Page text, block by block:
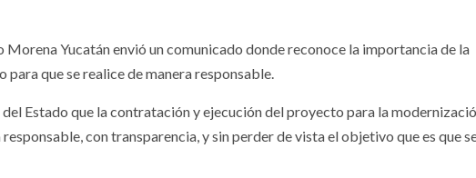
Yucatán envió un comunicado donde reconoce la importancia de la
que se realice de manera responsable.
Estado que la contratación y ejecución del proyecto para la
con transparencia, y sin perder de vista el objetivo que es que